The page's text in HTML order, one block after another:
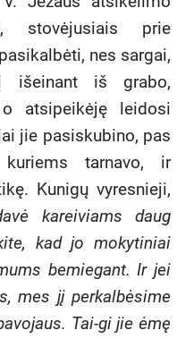
stovėjusiais prie
nes sargai,
išeinant iš grabo,
atsipeikėję leidosi
jie pasiskubino, pas
kuriems tarnavo, ir
Kunigų vyresnieji,
kareiviams daug
kad jo mokytiniai
bemiegant. Ir jei
mes jį perkalbėsime
Tai-gi jie ėmę